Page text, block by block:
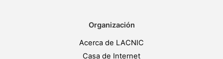
Organización
Acerca de LACNIC
Casa de Internet